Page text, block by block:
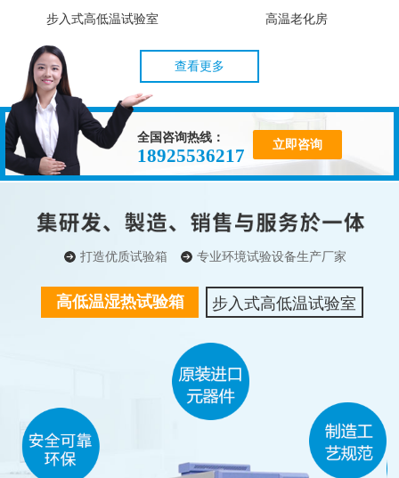
步入式高低温试验室 高温老化房
查看更多
全国咨询热线：
18925536217 立即咨询
打造优质试验箱 专业环境试验设备生产厂家
高低温湿热试验箱 步入式高低温试验室